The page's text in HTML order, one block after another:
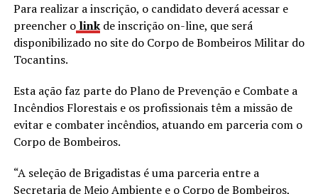
Para realizar a inscrição, o candidato deverá acessar e
preencher o linkde inscrição on-line, que será
disponibilizado no site do Corpo de Bombeiros Militar do
Tocantins.
Esta ação faz parte do Plano de Prevenção e Combate a
Incêndios Florestais e os profissionais têm a missão de
evitar e combater incêndios, atuando em parceria com o
Corpo de Bombeiros.
“A seleção de Brigadistas é uma parceria entre a
Secretaria de Meio Ambiente e o Corpo de Bombeiros,